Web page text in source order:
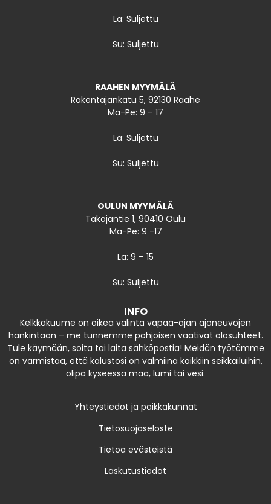
La: Suljettu
Su: Suljettu
RAAHEN MYYMÄLÄ
Rakentajankatu 5, 92130 Raahe
Ma-Pe: 9 – 17
La: Suljettu
Su: Suljettu
OULUN MYYMÄLÄ
Takojantie 1, 90410 Oulu
Ma-Pe: 9 -17
La: 9 – 15
Su: Suljettu
INFO
Kelkkakuume on oikea valinta vapaa-ajan ajoneuvojen
hankintaan – me tunnemme pohjoisen vaativat olosuhteet.
Tule käymään, soita tai laita sähköpostia! Meidän työtämme
on varmistaa, että kalustosi on valmiina kaikkiin seikkailuihin,
olipa kyseessä maa, lumi tai vesi.
Yhteystiedot ja paikkakunnat
Tietosuojaseloste
Tietoa evästeistä
Laskutustiedot